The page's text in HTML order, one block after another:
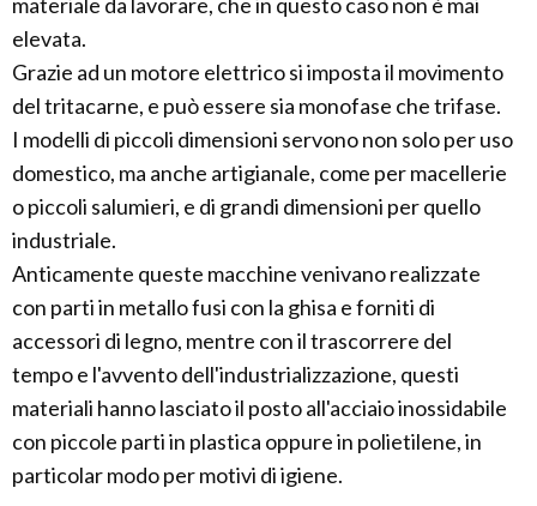
elevata.
Grazie ad un motore elettrico si imposta il movimento
del tritacarne, e può essere sia monofase che trifase.
I modelli di piccoli dimensioni servono non solo per uso
domestico, ma anche artigianale, come per macellerie
o piccoli salumieri, e di grandi dimensioni per quello
industriale.
Anticamente queste macchine venivano realizzate
con parti in metallo fusi con la ghisa e forniti di
accessori di legno, mentre con il trascorrere del
tempo e l'avvento dell'industrializzazione, questi
materiali hanno lasciato il posto all'acciaio inossidabile
con piccole parti in plastica oppure in polietilene, in
particolar modo per motivi di igiene.